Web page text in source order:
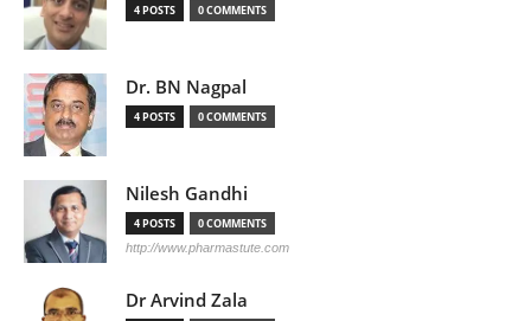
4 POSTS 0 COMMENTS
Dr. BN Nagpal
4 POSTS 0 COMMENTS
Nilesh Gandhi
4 POSTS 0 COMMENTS
http://www.pharmastute.com
Dr Arvind Zala